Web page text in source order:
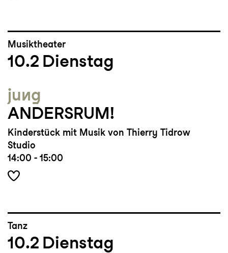
Musiktheater
10.2 Dienstag
jung
ANDERSRUM!
Kinderstück mit Musik von Thierry Tidrow
Studio
14:00 - 15:00
Tanz
10.2 Dienstag